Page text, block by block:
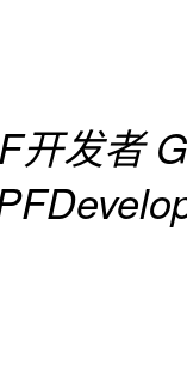
开发者